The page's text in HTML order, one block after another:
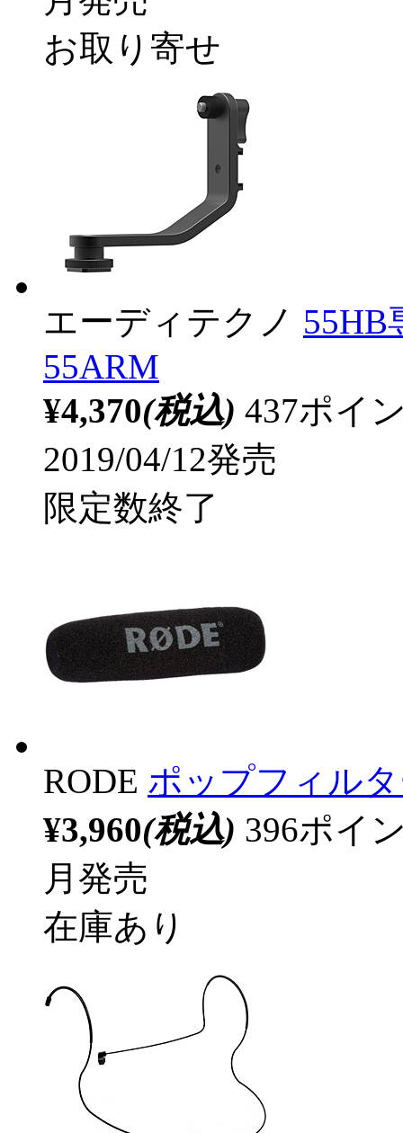
お取り寄せ
エーディテクノ 55HB
55ARM
¥4,370(税込) 437ポイ
2019/04/12発売
限定数終了
RODE ポップフィル
¥3,960(税込) 396ポイ
月発売
在庫あり